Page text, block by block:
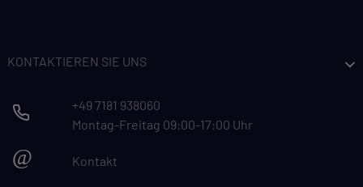
KONTAKTIEREN SIE UNS
+49 7181 938060
Montag-Freitag 09:00-17:00 Uhr
@ Kontakt